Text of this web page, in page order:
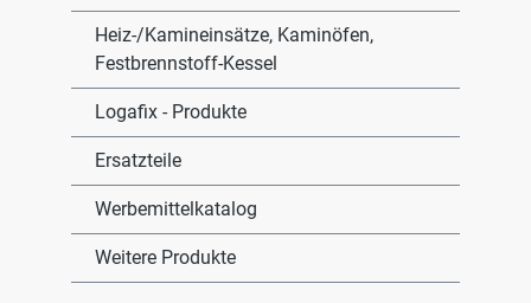
Heiz-/Kamineinsätze, Kaminöfen,
Festbrennstoff-Kessel
Logafix - Produkte
Ersatzteile
Werbemittelkatalog
Weitere Produkte